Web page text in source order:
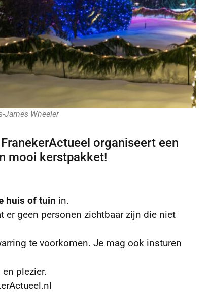
James Wheeler
organiseert een
mooi kerstpakket!
huis of tuin in.
er geen personen zichtbaar zijn die niet
te voorkomen. Je mag ook insturen
plezier.